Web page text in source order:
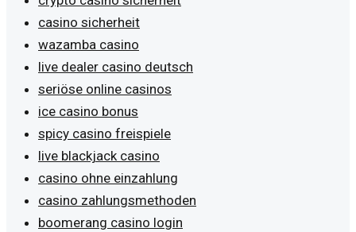
casino sicherheit
wazamba casino
live dealer casino deutsch
seriöse online casinos
ice casino bonus
spicy casino freispiele
live blackjack casino
casino ohne einzahlung
casino zahlungsmethoden
boomerang casino login